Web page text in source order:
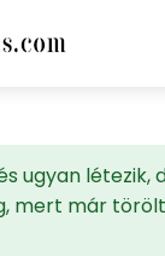
ugyan létezik,
mert már